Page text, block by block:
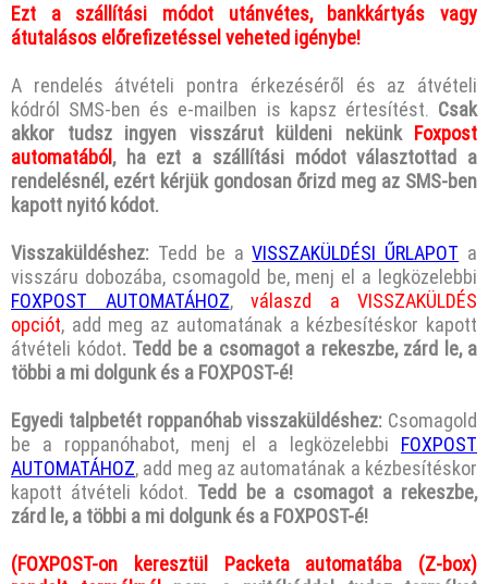
Ezt a szállítási módot utánvétes, bankkártyás vagy
átutalásos előrefizetéssel veheted igénybe!
A rendelés átvételi pontra érkezéséről és az átvételi
kódról SMS-ben és e-mailben is kapsz értesítést. Csak
akkor tudsz ingyen visszárut küldeni nekünk Foxpost
automatából, ha ezt a szállítási módot választottad a
rendelésnél, ezért kérjük gondosan őrizd meg az SMS-ben
kapott nyitó kódot.
Visszaküldéshez: Tedd be aVISSZAKÜLDÉSI ŰRLAPOT a
visszáru dobozába, csomagold be, menj el a legközelebbi
FOXPOST AUTOMATÁHOZ, válaszd a VISSZAKÜLDÉS
opciót, add meg az automatának a kézbesítéskor kapott
átvételi kódot. Tedd be a csomagot a rekeszbe, zárd le, a
többi a mi dolgunk és a FOXPOST-é!
Egyedi talpbetét roppanóhab visszaküldéshez: Csomagold
be a roppanóhabot, menj el a legközelebbi FOXPOST
AUTOMATÁHOZ, add meg az automatának a kézbesítéskor
kapott átvételi kódot. Tedd be a csomagot a rekeszbe,
zárd le, a többi a mi dolgunk és a FOXPOST-é!
(FOXPOST-on keresztül Packeta automatába (Z-box)